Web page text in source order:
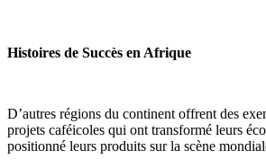
Histoires de Succès en Afrique
D’autres régions du continent offrent des
projets caféicoles qui ont transformé leurs
positionné leurs produits sur la scène